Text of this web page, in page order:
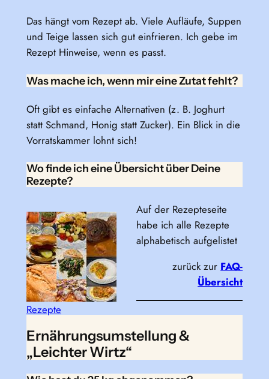
Das hängt vom Rezept ab. Viele Aufläufe, Suppen
und Teige lassen sich gut einfrieren. Ich gebe im
Rezept Hinweise, wenn es passt.
Was mache ich, wenn mir eine Zutat fehlt?
Oft gibt es einfache Alternativen (z. B. Joghurt
statt Schmand, Honig statt Zucker). Ein Blick in die
Vorratskammer lohnt sich!
Wo finde ich eine Übersicht über Deine
Rezepte?
Rezepte
Auf der Rezepteseite
habe ich alle Rezepte
alphabetisch aufgelistet
zurück zur FAQ-
Übersicht
Ernährungsumstellung &
„Leichter Wirtz“